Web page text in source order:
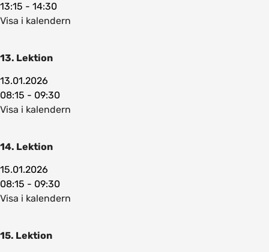
13:15 - 14:30
Visa i kalendern
13. Lektion
13.01.2026
08:15 - 09:30
Visa i kalendern
14. Lektion
15.01.2026
08:15 - 09:30
Visa i kalendern
15. Lektion